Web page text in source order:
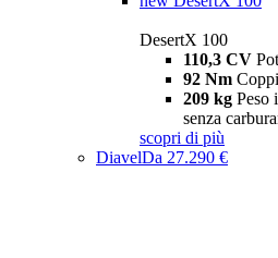
DesertX 100
110,3 CV
92 Nm
209 kg Peso
senza
scopri di più
DiavelDa 27.290 €